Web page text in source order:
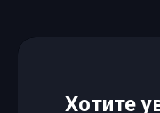
Хотите